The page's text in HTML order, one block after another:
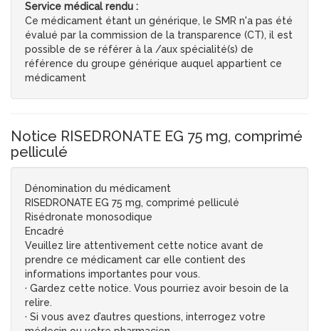
Service médical rendu :
Ce médicament étant un générique, le SMR n'a pas été
évalué par la commission de la transparence (CT), il est
possible de se référer à la /aux spécialité(s) de
référence du groupe générique auquel appartient ce
médicament
Notice RISEDRONATE EG 75 mg, comprimé
pelliculé
Dénomination du médicament
RISEDRONATE EG 75 mg, comprimé pelliculé
Risédronate monosodique
Encadré
Veuillez lire attentivement cette notice avant de
prendre ce médicament car elle contient des
informations importantes pour vous.
· Gardez cette notice. Vous pourriez avoir besoin de la
relire.
· Si vous avez d’autres questions, interrogez votre